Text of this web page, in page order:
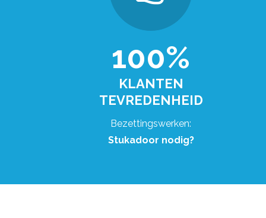
100%
KLANTEN
TEVREDENHEID
Bezettingswerken:
Stukadoor nodig?